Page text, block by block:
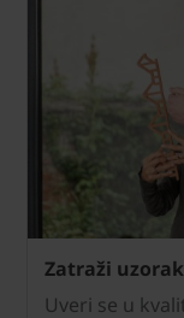
Zatraži uzorak
Uveri se u